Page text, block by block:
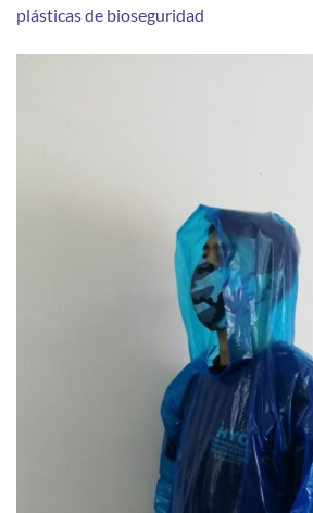
plásticas de bioseguridad